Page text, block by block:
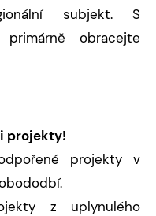
subjekt. S
obracejte
projekty!
projekty v
z uplynulého